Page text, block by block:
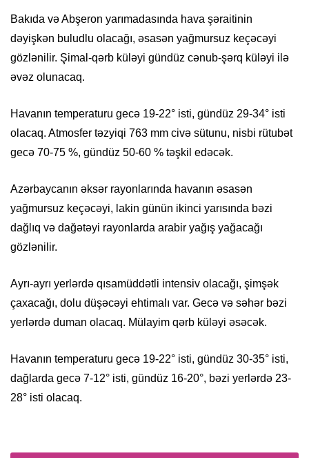
Bakıda və Abşeron yarımadasında hava şəraitinin
dəyişkən buludlu olacağı, əsasən yağmursuz keçəcəyi
gözlənilir. Şimal-qərb küləyi gündüz cənub-şərq küləyi ilə
əvəz olunacaq.
Havanın temperaturu gecə 19-22° isti, gündüz 29-34° isti
olacaq. Atmosfer təzyiqi 763 mm civə sütunu, nisbi rütubət
gecə 70-75 %, gündüz 50-60 % təşkil edəcək.
Azərbaycanın əksər rayonlarında havanın əsasən
yağmursuz keçəcəyi, lakin günün ikinci yarısında bəzi
dağlıq və dağətəyi rayonlarda arabir yağış yağacağı
gözlənilir.
Ayrı-ayrı yerlərdə qısamüddətli intensiv olacağı, şimşək
çaxacağı, dolu düşəcəyi ehtimalı var. Gecə və səhər bəzi
yerlərdə duman olacaq. Mülayim qərb küləyi əsəcək.
Havanın temperaturu gecə 19-22° isti, gündüz 30-35° isti,
dağlarda gecə 7-12° isti, gündüz 16-20°, bəzi yerlərdə 23-
28° isti olacaq.